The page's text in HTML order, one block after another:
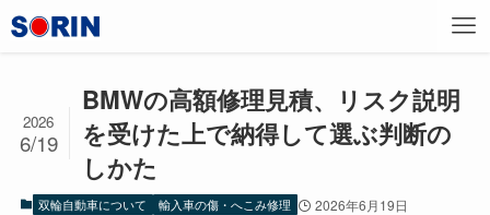
BMWの高額修理見積、リスク説明
を受けた上で納得して選ぶ判断の
しかた
2026
6/19
双輪自動車について 輸入車の傷・へこみ修理 2026年6月19日